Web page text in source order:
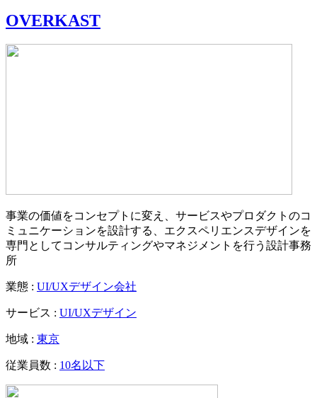
OVERKAST
事業の価値をコンセプトに変え、サービスやプロダクトのコ
ミュニケーションを設計する、エクスペリエンスデザインを
専門としてコンサルティングやマネジメントを行う設計事務
所
業態 : UI/UXデザイン会社
サービス : UI/UXデザイン
地域 : 東京
従業員数 : 10名以下